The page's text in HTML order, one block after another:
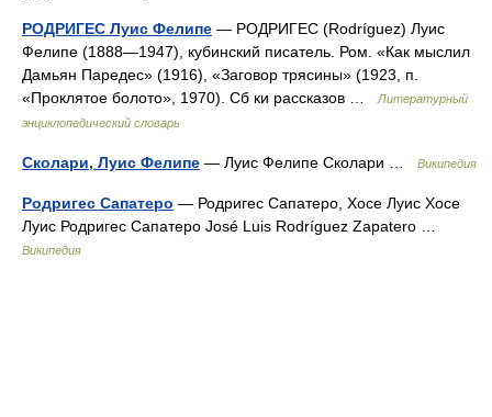
РОДРИГЕС Луис Фелипе — РОДРИГЕС (Rodríguez) Луис
Фелипе (1888—1947), кубинский писатель. Ром. «Как мыслил
Дамьян Паредес» (1916), «Заговор трясины» (1923, п.
«Проклятое болото», 1970). Сб ки рассказов …
Литературный
энциклопедический словарь
Сколари, Луис Фелипе — Луиc Фелипе Сколари … Википедия
Родригес Сапатеро — Родригес Сапатеро, Хосе Луис Хосе
Луис Родригес Сапатеро José Luis Rodríguez Zapatero …
Википедия